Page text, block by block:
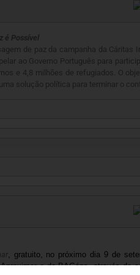
é Possível
de paz da campanha da Cáritas
ao Governo Português para
e 4,8 milhões de refugiados. O
solução política para terminar o
, gratuito, no próximo dia 9 de
e da BAGázs, através